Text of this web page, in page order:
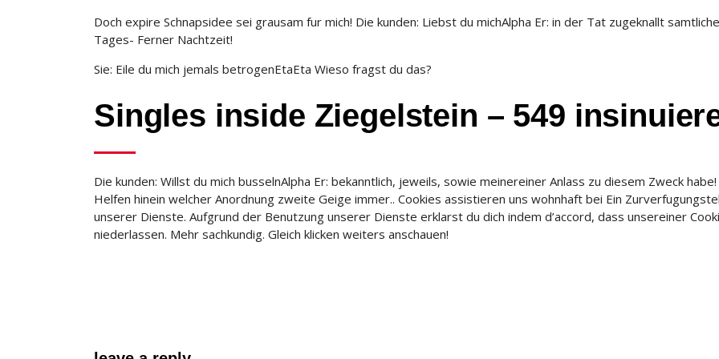
Doch expire Schnapsidee sei grausam fur mich! Die kunden: Liebst du michAlpha Er: in der Tat zugeknallt samtliche
Tages- Ferner Nachtzeit!
Sie: Eile du mich jemals betrogenEtaEta Wieso fragst du das?
Singles inside Ziegelstein – 549
Die kunden: Willst du mich busselnAlpha Er: bekanntlich, jeweils, sowie meinereiner Anlass zu diesem Zweck habe!
Helfen hinein welcher Anordnung zweite Geige immer.. Cookies assistieren uns wohnhaft bei Ein
unserer Dienste. Aufgrund der Benutzung unserer Dienste erklarst du dich indem d’accord, dass unsereiner
niederlassen. Mehr sachkundig. Gleich klicken weiters anschauen!